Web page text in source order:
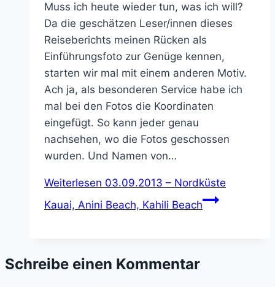
Muss ich heute wieder tun, was ich will?
Da die geschätzen Leser/innen dieses
Reiseberichts meinen Rücken als
Einführungsfoto zur Genüge kennen,
starten wir mal mit einem anderen Motiv.
Ach ja, als besonderen Service habe ich
mal bei den Fotos die Koordinaten
eingefügt. So kann jeder genau
nachsehen, wo die Fotos geschossen
wurden. Und Namen von…
Weiterlesen 03.09.2013 – Nordküste
Kauai, Anini Beach, Kahili Beach
Schreibe einen Kommentar